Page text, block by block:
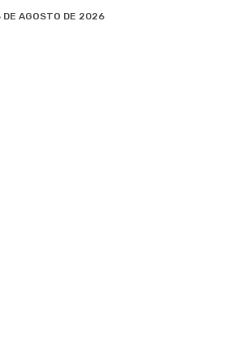
DE AGOSTO DE 2026